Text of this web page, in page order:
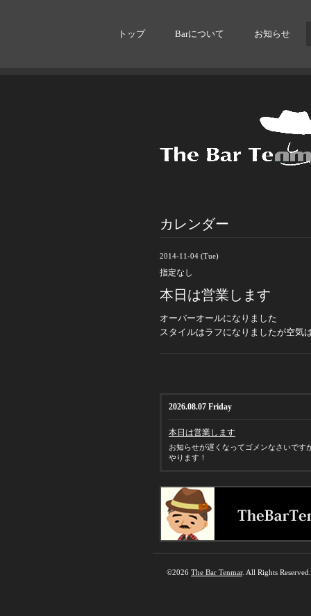
トップ Barについて お知らせ
カレンダー
2014-11-04 (Tue)
指定なし
本日は営業します
オーバーオールになりました
スタイルはラフになりましたが空気
2026.08.07 Friday
本日は営業します
お知らせが遅くなってゴメンなさいです
やります！
©2026 The Bar Tenmar. All Rights Reserved.